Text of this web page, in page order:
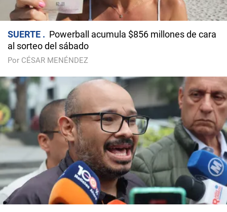
SUERTE
Powerball acumula $856 millones de cara
al sorteo del sábado
Por CÉSAR MENÉNDEZ